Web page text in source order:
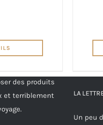
des produits
et terriblement
LA
Un peu